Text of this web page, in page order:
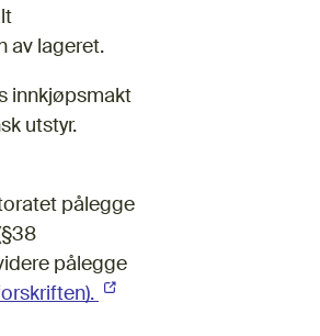
av lageret.
innkjøpsmakt
utstyr.
pålegge
pålegge
(Ekstern lenke)